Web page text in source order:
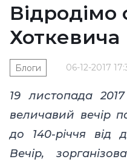
Відродімо
Хоткевича
06-12-2017
Блоги
19 листопада
величавий вечір
до 140-річчя від
Вечір,